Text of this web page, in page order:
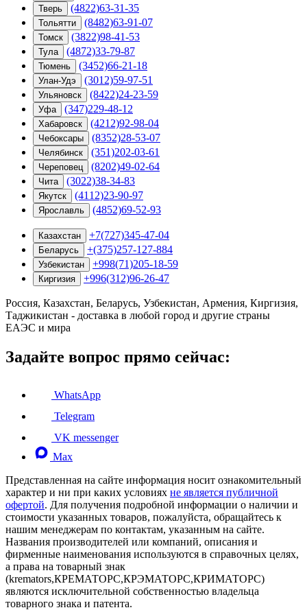
Тверь (4822)63-31-35
Тольятти (8482)63-91-07
Томск (3822)98-41-53
Тула (4872)33-79-87
Тюмень (3452)66-21-18
Улан-Удэ (3012)59-97-51
Ульяновск (8422)24-23-59
Уфа (347)229-48-12
Хабаровск (4212)92-98-04
Чебоксары (8352)28-53-07
Челябинск (351)202-03-61
Череповец (8202)49-02-64
Чита (3022)38-34-83
Якутск (4112)23-90-97
Ярославль (4852)69-52-93
Казахстан +7(727)345-47-04
Беларусь +(375)257-127-884
Узбекистан +998(71)205-18-59
Киргизия +996(312)96-26-47
Россия, Казахстан, Беларусь, Узбекистан, Армения, Киргизия,
Таджикистан - доставка в любой город и другие страны
ЕАЭС и мира
Задайте вопрос прямо сейчас:
WhatsApp
Telegram
VK messenger
Max
Представленная на сайте информация носит ознакомительный
характер и ни при каких условиях не является публичной
офертой. Для получения подробной информации о наличии и
стоимости указанных товаров, пожалуйста, обращайтесь к
нашим менеджерам по контактам, указанным на сайте.
Названия производителей или компаний, описания и
фирменные наименования используются в справочных целях,
а права на товарный знак
(kremators,КРЕМАТОРС,КРЭМАТОРС,КРИМАТОРС)
являются исключительной собственностью владельца
товарного знака и патента.